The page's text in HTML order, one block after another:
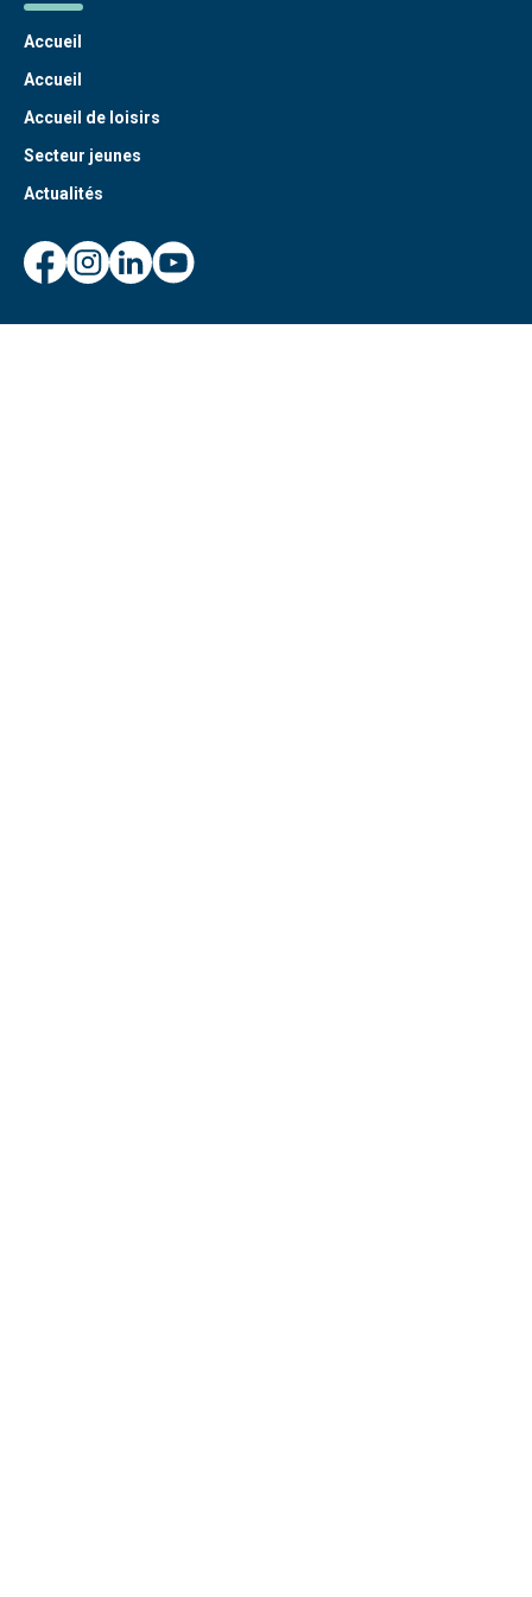
Accueil
Accueil
Accueil de loisirs
Secteur jeunes
Actualités